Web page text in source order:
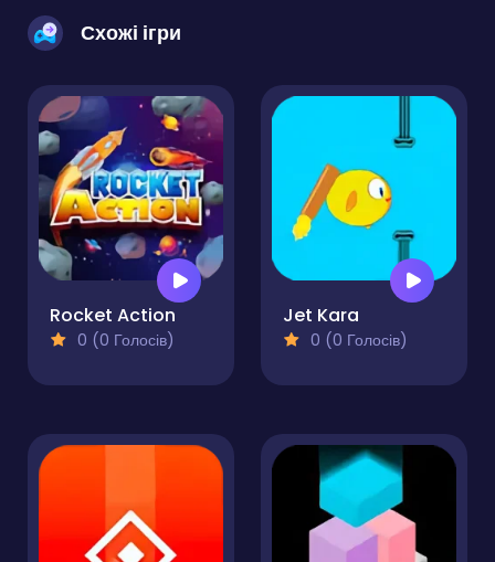
Схожі ігри
Rocket Action
0 (0 Голосів)
Jet Kara
0 (0 Голосів)